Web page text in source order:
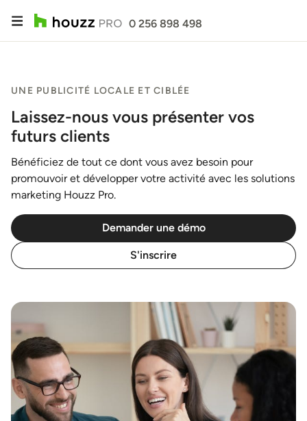
0 256 898 498
UNE PUBLICITÉ LOCALE ET CIBLÉE
Laissez-nous vous présenter vos
futurs clients
Bénéficiez de tout ce dont vous avez besoin pour
promouvoir et développer votre activité avec les solutions
marketing Houzz Pro.
Demander une démo
S'inscrire